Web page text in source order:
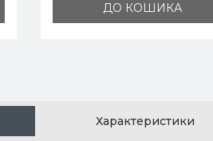
ДО КОШИКА
Характеристики